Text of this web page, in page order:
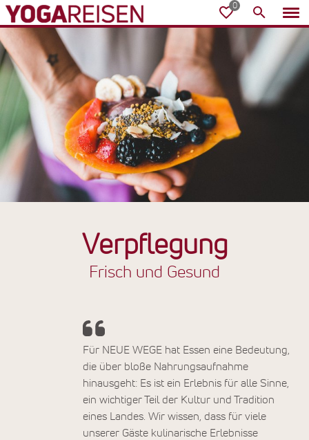
Verpflegung
Frisch und Gesund
Für NEUE WEGE hat Essen eine Bedeutung,
die über bloße Nahrungsaufnahme
hinausgeht: Es ist ein Erlebnis für alle Sinne,
ein wichtiger Teil der Kultur und Tradition
eines Landes. Wir wissen, dass für viele
unserer Gäste kulinarische Erlebnisse